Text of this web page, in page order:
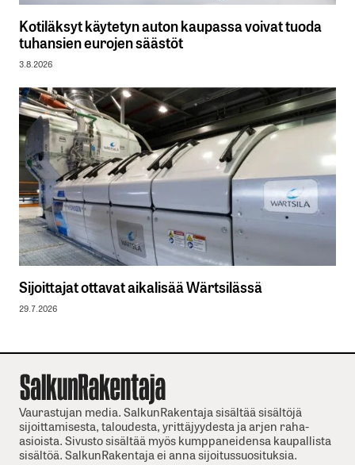
Kotiläksyt käytetyn auton kaupassa voivat tuoda
tuhansien eurojen säästöt
3.8.2026
Sijoittajat ottavat aikalisää Wärtsilässä
29.7.2026
Vaurastujan media. SalkunRakentaja sisältää sisältöjä
sijoittamisesta, taloudesta, yrittäjyydesta ja arjen raha-
asioista. Sivusto sisältää myös kumppaneidensa kaupallista
sisältöä. SalkunRakentaja ei anna sijoitussuosituksia.